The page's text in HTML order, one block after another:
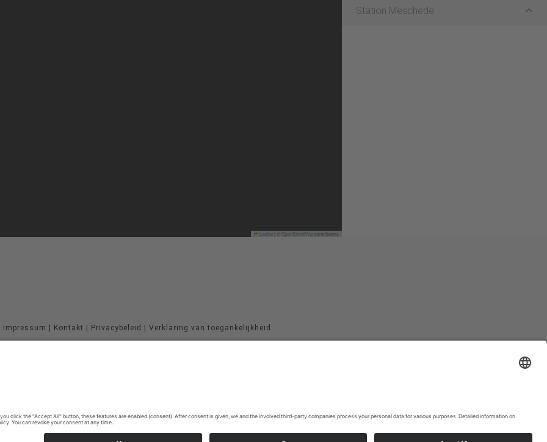
Station Meschede
Leaflet OpenStreetMapcontributors
Impressum Kontakt Privacybeleid Verklaring van toegankelijkheid
Cookie-Einstellungen